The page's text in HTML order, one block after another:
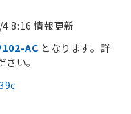
8:16 情報更新
AC となります。詳
い。